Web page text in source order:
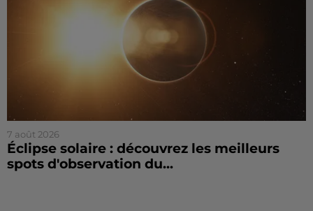
7 août 2026
Éclipse solaire : découvrez les meilleurs
spots d'observation du...